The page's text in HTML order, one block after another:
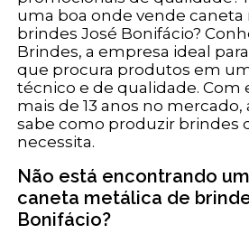
uma boa onde vende caneta
brindes José Bonifácio?
Brindes, a empresa ideal
que procura produtos em
técnico e de qualidade. Com
mais de 13 anos no mercado,
sabe como produzir brindes
necessita.
Não está encontrando
caneta metálica de
Bonifácio?